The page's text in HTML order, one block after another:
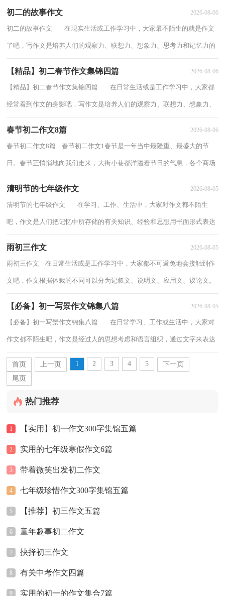
初二的故事作文 2026-08-06
初二的故事作文 在现实生活或工作学习中，大家最不陌生的就是作文
了吧，写作文是培养人们的观察力、联想力、想象力、思考力和记忆力的
【精品】初二春节作文集锦四篇 2026-08-06
【精品】初二春节作文集锦四篇 在日常生活或是工作学习中，大家都
经常看到作文的身影吧，写作文是培养人们的观察力、联想力、想象力、
春节初二作文8篇 2026-08-06
春节初二作文8篇 春节初二作文1春节是一年当中最隆重、最盛大的节
日。春节正悄悄地向我们走来，大街小巷都洋溢着节日的气息，各个商场
清明节的七年级作文 2026-08-05
清明节的七年级作文 在学习、工作、生活中，大家对作文都不陌生
吧，作文是人们把记忆中所存储的有关知识、经验和思想用书面形式表达
雨初三作文 2026-08-05
雨初三作文 在日常生活或是工作学习中，大家都不可避免地会接触到作
文吧，作文根据体裁的不同可以分为记叙文、说明文、应用文、议论文。
【必备】初一写景作文锦集八篇 2026-08-05
【必备】初一写景作文锦集八篇 在日常学习、工作或生活中，大家对
作文都不陌生吧，作文是经过人的思想考虑和语言组织，通过文字来表达
一个主题意义的记叙方法。那要怎么写...
首页
上一页 1 2 3 4 5
下一页
尾页
热门推荐
1 【实用】初一作文300字集锦五篇
2 实用的七年级寒假作文6篇
3 带着微笑出发初二作文
4 七年级珍惜作文300字集锦五篇
5 【推荐】初三作文五篇
6 童年趣事初二作文
7 抉择初三作文
8 有关中考作文四篇
9 实用的初一的作文集合7篇